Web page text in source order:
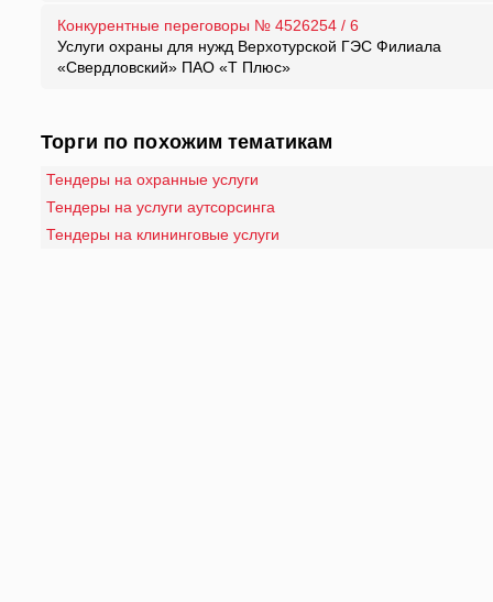
Конкурентные переговоры № 4526254 / 6
Услуги охраны для нужд Верхотурской ГЭС Филиала
«Свердловский» ПАО «Т Плюс»
Торги по похожим тематикам
Тендеры на охранные услуги
Тендеры на услуги аутсорсинга
Тендеры на клининговые услуги